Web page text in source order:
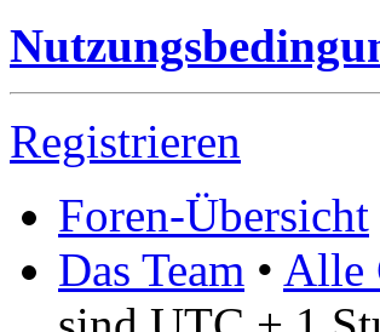
Registrieren
Foren-Übersicht
Das Team • Alle